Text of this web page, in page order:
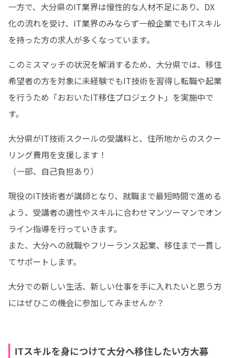
一方で、大分県のIT業界は慢性的な人材不足にあり、DX
化の流れを受け、IT業界のみならず一般企業でもITスキル
を持った方の求人が多くなっています。
このミスマッチの状況を解消するため、大分県では、移住
希望者の方を対象に未経験でもIT技術を習得し転職や起業
を行うため「おおいたIT移住プロジェクト」を実施中で
す。
大分県がIT技術スクールの受講料と、住所地からのスクー
リング費用を支援します！
（一部、自己負担あり）
現役のIT技術者が講師となり、就職まで最短時間で進める
よう、受講者の適性やスキルに合わせマンツーマンでオン
ライン指導を行っていきます。
また、大分への就職やフリーランス起業、移住まで一貫し
てサポートします。
大分での新しい生活、新しい仕事を手に入れたいと思う方
にはぜひこの機会に参加してみませんか？
ITスキルを身につけて大分へ移住したい方大募